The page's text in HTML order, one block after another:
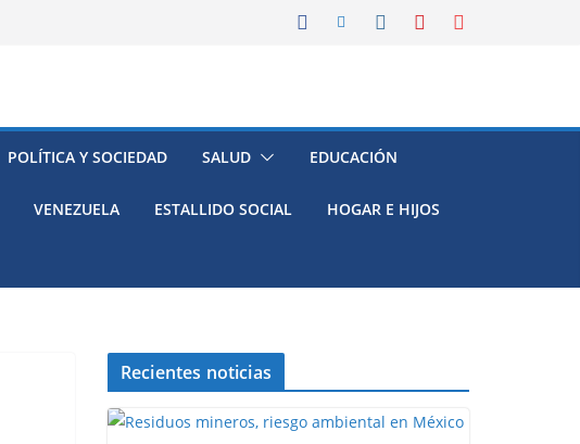
POLÍTICA Y SOCIEDAD SALUD EDUCACIÓN
VENEZUELA ESTALLIDO SOCIAL HOGAR E HIJOS
Recientes noticias